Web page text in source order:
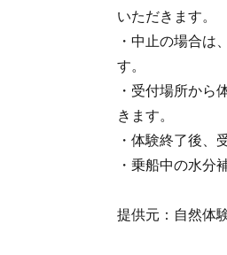
いただきます。
・中止の場合は
す。
・受付場所から
きます。
・体験終了後、
・乗船中の水分
提供元：自然体